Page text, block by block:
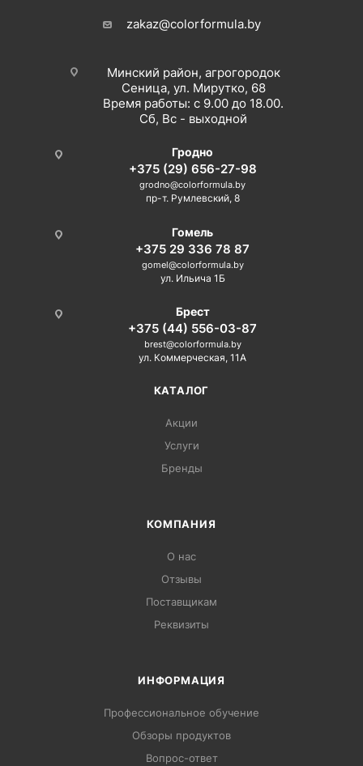
zakaz@colorformula.by
Минский район, агрогородок
Сеница, ул. Мирутко, 68
Время работы: с 9.00 до 18.00.
Сб, Вс - выходной
Гродно
+375 (29) 656-27-98
grodno@colorformula.by
пр-т. Румлевский, 8
Гомель
+375 29 336 78 87
gomel@colorformula.by
ул. Ильича 1Б
Брест
+375 (44) 556-03-87
brest@colorformula.by
ул. Коммерческая, 11А
КАТАЛОГ
Акции
Услуги
Бренды
КОМПАНИЯ
О нас
Отзывы
Поставщикам
Реквизиты
ИНФОРМАЦИЯ
Профессиональное обучение
Обзоры продуктов
Вопрос-ответ